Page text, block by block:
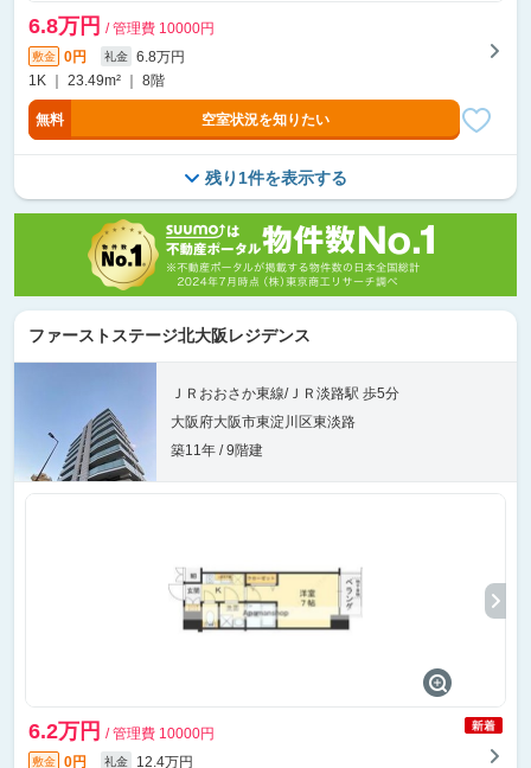
6.8万円 / 管理費 10000円
敷金 0円 礼金
6.8万円
1K ｜ 23.49m² ｜ 8階
無料 空室状況を知りたい
残り1件を表示する
ファーストステージ北大阪レジデンス
ＪＲおおさか東線/ＪＲ淡路駅 歩5分
大阪府大阪市東淀川区東淡路
築11年 / 9階建
6.2万円 / 管理費 10000円
敷金 0円 礼金 12.4万円